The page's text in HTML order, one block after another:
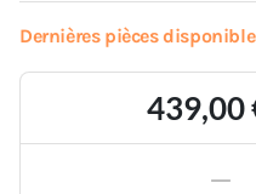
Dernières pièces
439,00
-